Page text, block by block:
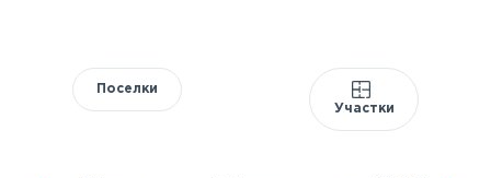
Поселки
Участки